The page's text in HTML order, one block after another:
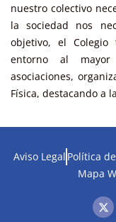
nuestro colectivo
la sociedad nos
objetivo, el
entorno al mayor
asociaciones,
Física, destacando a
Aviso Legal Política
Mapa